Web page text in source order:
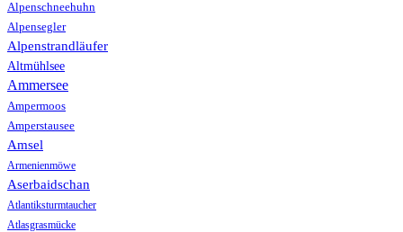
Alpenschneehuhn
Alpensegler
Alpenstrandläufer
Altmühlsee
Ammersee
Ampermoos
Amperstausee
Amsel
Armenienmöwe
Aserbaidschan
Atlantiksturmtaucher
Atlasgrasmücke